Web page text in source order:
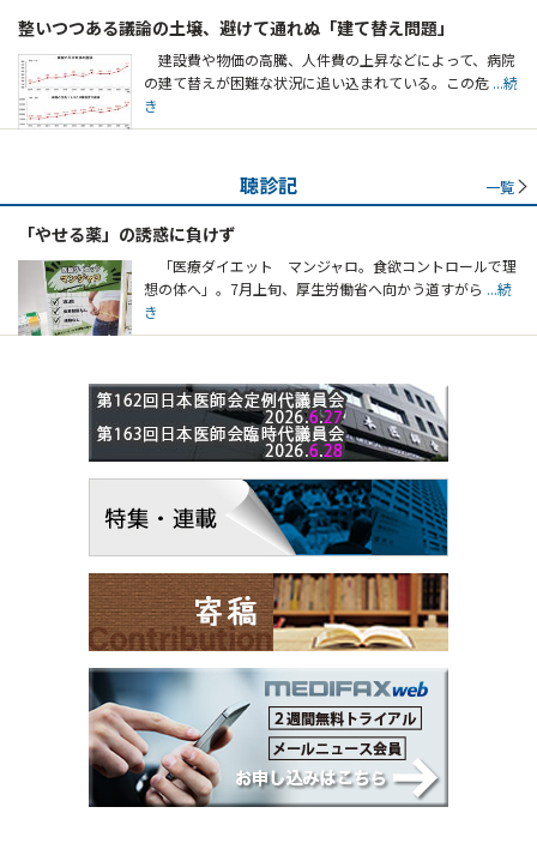
整いつつある議論の土壌、避けて通れぬ「建て替え問題」
建設費や物価の高騰、人件費の上昇などによって、病院
の建て替えが困難な状況に追い込まれている。この危 ...続
き
聴診記 一覧
「やせる薬」の誘惑に負けず
「医療ダイエット マンジャロ。食欲コントロールで理
想の体へ」。7月上旬、厚生労働省へ向かう道すがら ...続
き